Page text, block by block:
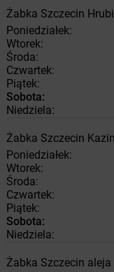
Żabka Szczecin
Poniedziałek:
Wtorek:
Środa:
Czwartek:
Piątek:
Sobota:
Niedziela:
Żabka Szczecin
Poniedziałek:
Wtorek:
Środa:
Czwartek:
Piątek:
Sobota:
Niedziela:
Żabka Szczecin aleja